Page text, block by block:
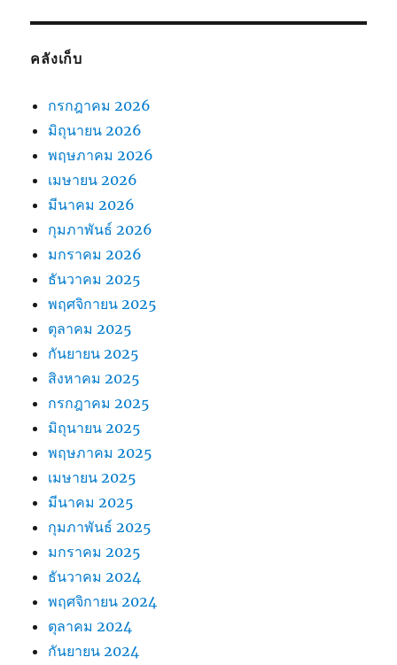
คลังเก็บ
กรกฎาคม 2026
มิถุนายน 2026
พฤษภาคม 2026
เมษายน 2026
มีนาคม 2026
กุมภาพันธ์ 2026
มกราคม 2026
ธันวาคม 2025
พฤศจิกายน 2025
ตุลาคม 2025
กันยายน 2025
สิงหาคม 2025
กรกฎาคม 2025
มิถุนายน 2025
พฤษภาคม 2025
เมษายน 2025
มีนาคม 2025
กุมภาพันธ์ 2025
มกราคม 2025
ธันวาคม 2024
พฤศจิกายน 2024
ตุลาคม 2024
กันยายน 2024